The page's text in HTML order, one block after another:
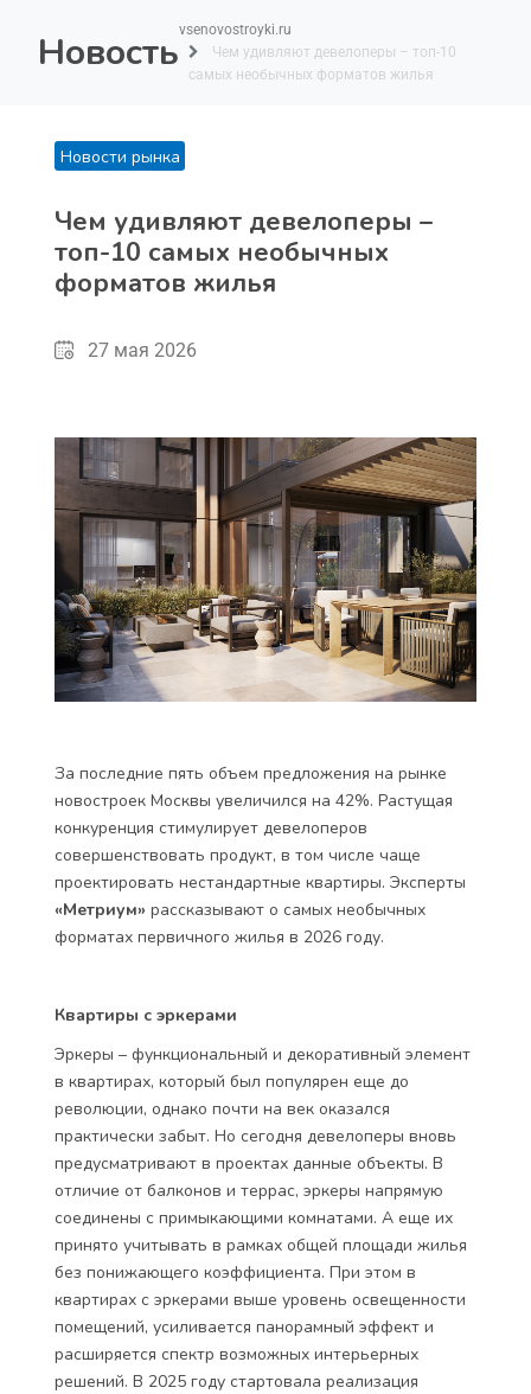
Новостьvsenovostroyki.ru
Чем удивляют девелоперы – топ-10
самых необычных форматов жилья
Новости рынка
Чем удивляют девелоперы –
топ-10 самых необычных
форматов жилья
27 мая 2026
За последние пять объем предложения на рынке
новостроек Москвы увеличился на 42%. Растущая
конкуренция стимулирует девелоперов
совершенствовать продукт, в том числе чаще
проектировать нестандартные квартиры. Эксперты
«Метриум» рассказывают о самых необычных
форматах первичного жилья в 2026 году.
Квартиры с эркерами
Эркеры – функциональный и декоративный элемент
в квартирах, который был популярен еще до
революции, однако почти на век оказался
практически забыт. Но сегодня девелоперы вновь
предусматривают в проектах данные объекты. В
отличие от балконов и террас, эркеры напрямую
соединены с примыкающими комнатами. А еще их
принято учитывать в рамках общей площади жилья
без понижающего коэффициента. При этом в
квартирах с эркерами выше уровень освещенности
помещений, усиливается панорамный эффект и
расширяется спектр возможных интерьерных
решений. В 2025 году стартовала реализация